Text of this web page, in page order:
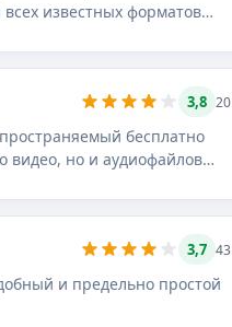
известных форматов
3,8 20
видео, но и аудиофайлов
3,7 43
и предельно простой